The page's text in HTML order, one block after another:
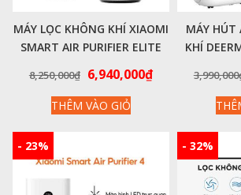
MÁY LỌC KHÔNG KHÍ XIAOMI
SMART AIR PURIFIER ELITE
BHR6359EU – HÀNG CHÍNH
HÃNG
8,250,000₫ Giá
là:
6,940,000₫Giá
6,940,000₫.
THÊM VÀO GIỎ
MÁY HÚT
KHÍ
TÍCH HÚT
SUẤT
HÀNG
3,990,000
- 23% - 32%